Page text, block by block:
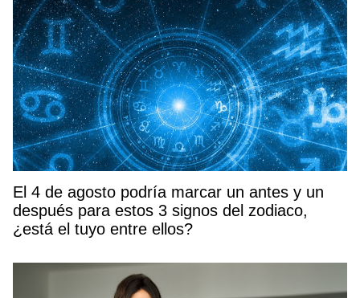
El 4 de agosto podría marcar un antes y un
después para estos 3 signos del zodiaco,
¿está el tuyo entre ellos?